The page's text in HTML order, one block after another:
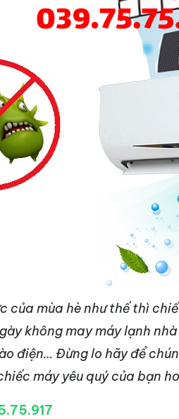
của mùa hè như thế thì
không may máy lạnh
điện… Đừng lo hãy để
máy yêu quý của bạn